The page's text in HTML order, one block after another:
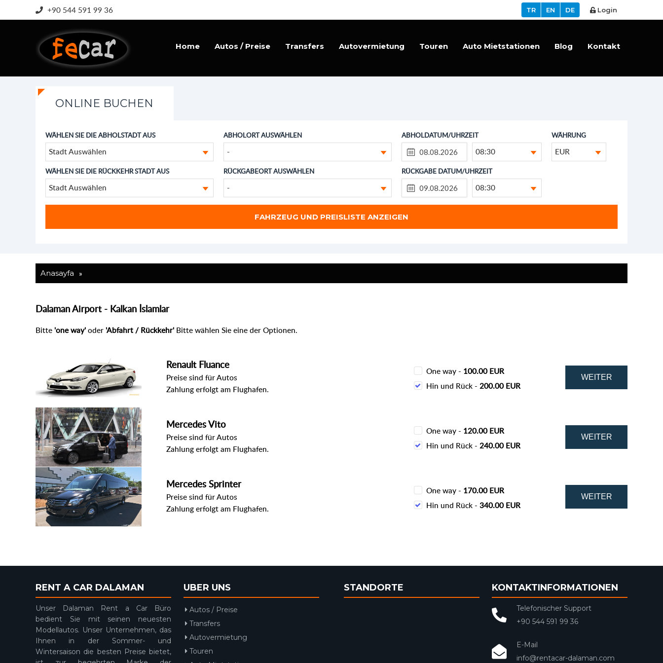
Login
DE
EN
TR
+90 544 591 99 36
Home Autos / Preise Transfers Autovermietung Touren Auto Mietstationen Blog Kontakt
ONLINE BUCHEN
WÄHLEN SIE DIE ABHOLSTADT AUS
Stadt Auswählen
ABHOLORT AUSWÄHLEN
-
ABHOLDATUM/UHRZEIT
08:30
WÄHRUNG
EUR
WÄHLEN SIE DIE RÜCKKEHR STADT AUS
Stadt Auswählen
RÜCKGABEORT AUSWÄHLEN
-
RÜCKGABE DATUM/UHRZEIT
08:30
Anasayfa »
Dalaman Airport - Kalkan İslamlar
Bitte 'one way'oder 'Abfahrt / Rückkehr' Bitte wählen Sie eine der Optionen.
Renault Fluance
Preise sind für Autos
Zahlung erfolgt am Flughafen.
One way - 100.00 EUR
Hin und Rück - 200.00 EUR
Mercedes Vito
Preise sind für Autos
Zahlung erfolgt am Flughafen.
One way - 120.00 EUR
Hin und Rück - 240.00 EUR
Mercedes Sprinter
Preise sind für Autos
Zahlung erfolgt am Flughafen.
One way - 170.00 EUR
Hin und Rück - 340.00 EUR
RENT A CAR DALAMAN
Unser Dalaman Rent a Car Büro
bedient Sie mit seinen neuesten
Modellautos. Unser Unternehmen, das
Ihnen in der Sommer- und
Wintersaison die besten Preise bietet,
UBER UNS
Autos / Preise
Transfers
Autovermietung
Touren
STANDORTE KONTAKTINFORMATIONEN
Telefonischer Support
+90 544 591 99 36
E-Mail
info@rentacar-dalaman.com